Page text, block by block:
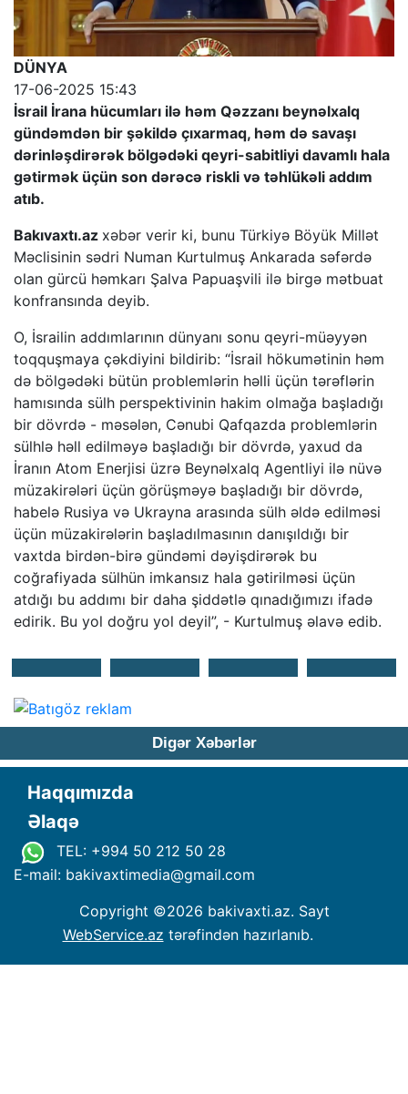
DÜNYA
17-06-2025 15:43
İsrail İrana hücumları ilə həm Qəzzanı beynəlxalq
gündəmdən bir şəkildə çıxarmaq, həm də savaşı
dərinləşdirərək bölgədəki qeyri-sabitliyi davamlı hala
gətirmək üçün son dərəcə riskli və təhlükəli addım
atıb.
Bakıvaxtı.az xəbər verir ki, bunu Türkiyə Böyük Millət
Məclisinin sədri Numan Kurtulmuş Ankarada səfərdə
olan gürcü həmkarı Şalva Papuaşvili ilə birgə mətbuat
konfransında deyib.
O, İsrailin addımlarının dünyanı sonu qeyri-müəyyən
toqquşmaya çəkdiyini bildirib: “İsrail hökumətinin həm
də bölgədəki bütün problemlərin həlli üçün tərəflərin
hamısında sülh perspektivinin hakim olmağa başladığı
bir dövrdə - məsələn, Cənubi Qafqazda problemlərin
sülhlə həll edilməyə başladığı bir dövrdə, yaxud da
İranın Atom Enerjisi üzrə Beynəlxalq Agentliyi ilə nüvə
müzakirələri üçün görüşməyə başladığı bir dövrdə,
habelə Rusiya və Ukrayna arasında sülh əldə edilməsi
üçün müzakirələrin başladılmasının danışıldığı bir
vaxtda birdən-birə gündəmi dəyişdirərək bu
coğrafiyada sülhün imkansız hala gətirilməsi üçün
atdığı bu addımı bir daha şiddətlə qınadığımızı ifadə
edirik. Bu yol doğru yol deyil”, - Kurtulmuş əlavə edib.
Digər Xəbərlər
Haqqımızda
Əlaqə
TEL: +994 50 212 50 28
E-mail: bakivaxtimedia@gmail.com
Copyright ©2026 bakivaxti.az. Sayt
WebService.az tərəfindən hazırlanıb.